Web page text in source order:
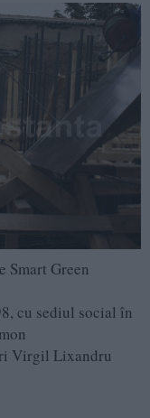
Smart Green
cu sediul social în
Virgil Lixandru